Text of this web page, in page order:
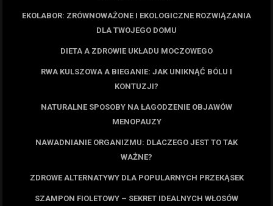
EKOLABOR: ZRÓWNOWAŻONE I EKOLOGICZNE ROZWIĄZANIA
DLA TWOJEGO DOMU
DIETA A ZDROWIE UKŁADU MOCZOWEGO
RWA KULSZOWA A BIEGANIE: JAK UNIKNĄĆ BÓLU I
KONTUZJI?
NATURALNE SPOSOBY NA ŁAGODZENIE OBJAWÓW
MENOPAUZY
NAWADNIANIE ORGANIZMU: DLACZEGO JEST TO TAK
WAŻNE?
ZDROWE ALTERNATYWY DLA POPULARNYCH PRZEKĄSEK
SZAMPON FIOLETOWY – SEKRET IDEALNYCH WŁOSÓW